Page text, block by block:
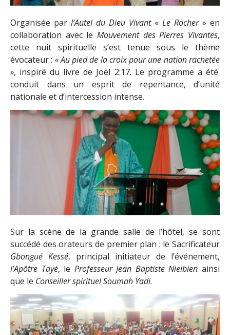
Organisée par l’Autel du Dieu Vivant « Le Rocher» en
collaboration avec le Mouvement des Pierres Vivantes,
cette nuit spirituelle s’est tenue sous le thème
évocateur : «Au pied de la croix pour une nation rachetée
», inspiré du livre de Joël 2:17. Le programme a été
conduit dans un esprit de repentance, d’unité
nationale et d’intercession intense.
Sur la scène de la grande salle de l’hôtel, se sont
succédé des orateurs de premier plan : le Sacrificateur
Gbongué Kessé, principal initiateur de l’événement,
l’Apôtre Tayé, le Professeur Jean Baptiste Nielbien ainsi
que le Conseiller spirituel Soumah Yadi.